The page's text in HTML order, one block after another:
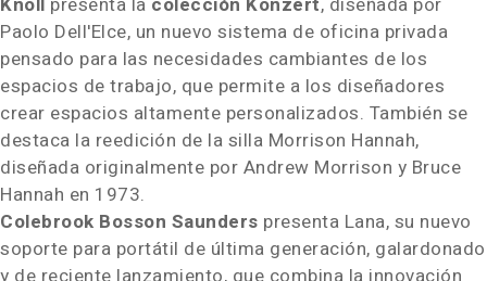
Paolo Dell'Elce, un nuevo sistema de oficina privada
pensado para las necesidades cambiantes de los
espacios de trabajo, que permite a los diseñadores
crear espacios altamente personalizados. También se
destaca la reedición de la silla Morrison Hannah,
diseñada originalmente por Andrew Morrison y Bruce
Hannah en 1973.
Colebrook Bosson Saunders presenta Lana, su nuevo
soporte para portátil de última generación, galardonado